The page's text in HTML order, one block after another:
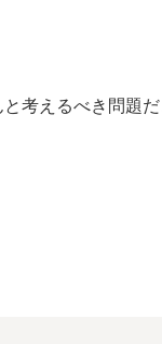
考えるべき問題だ